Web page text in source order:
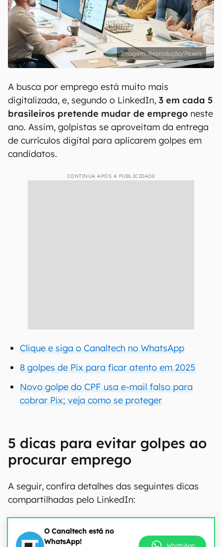
Reprodução/Pexels
A busca por emprego está muito mais
digitalizada, e, segundo o LinkedIn, 3 em cada 5
brasileiros pretende mudar de emprego neste
ano. Assim, golpistas se aproveitam da entrega
de currículos digital para aplicarem golpes em
candidatos.
CONTINUA APÓS A PUBLICIDADE
Clique e siga o Canaltech no WhatsApp
8 golpes de Pix para ficar atento em 2025
Novo golpe do CPF usa e-mail falso para
cobrar Pix; veja como se proteger
5 dicas para evitar golpes ao
procurar emprego
A seguir, confira detalhes das seguintes dicas
compartilhadas pelo LinkedIn:
O Canaltech está no
WhatsApp!
WhatsApp